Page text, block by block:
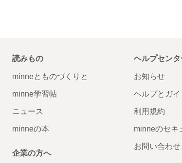
読みもの
minneとものづくりと
minne学習帖
ニュース
minneの本
企業の方へ
ヘルプセンタ
お知らせ
ヘルプとガイ
利用規約
minneのセキ
お問い合わせ